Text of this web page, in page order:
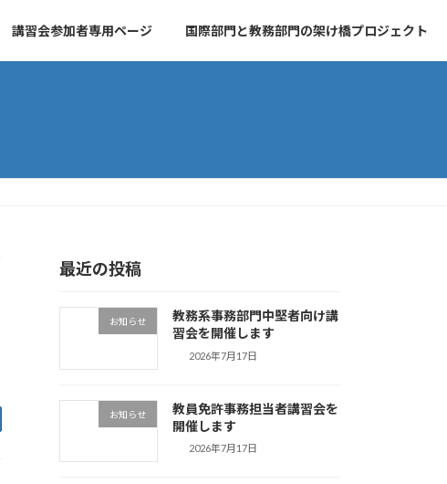
講習会参加者専用ページ 国際部門と教務部門の架け橋プロジェクト
最近の投稿
お知らせ
教務系事務部門中堅者向け講
習会を開催します
2026年7月17日
お知らせ
教員免許事務担当者講習会を
開催します
2026年7月17日